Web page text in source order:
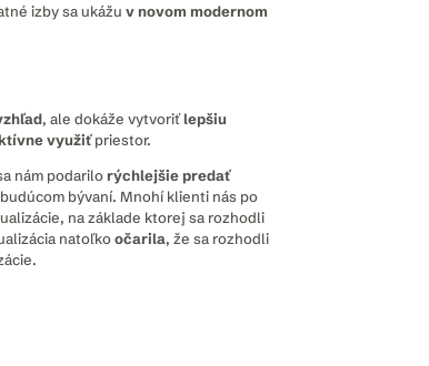
izby sa ukážu v novom modernom
, ale dokáže vytvoriťlepšiu
využiťpriestor.
nám podarilo rýchlejšie predať
bývaní. Mnohí klienti nás po
na základe ktorej sa rozhodli
natoľkoočarila, že sa rozhodli